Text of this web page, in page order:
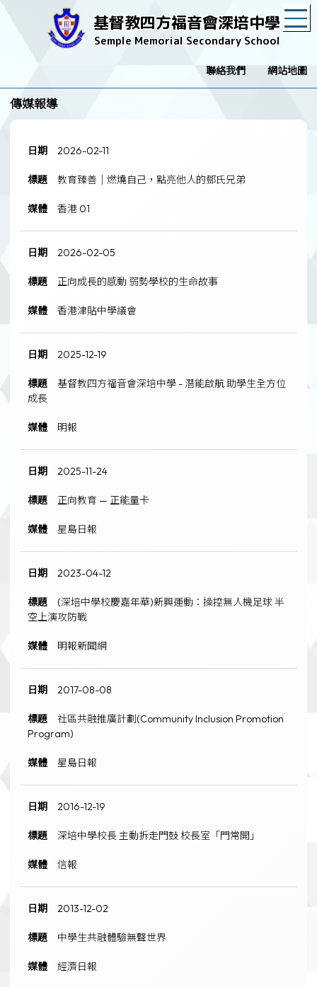
基督教四方福音會深培中學
Semple Memorial Secondary School
聯絡我們 網站地圖
傳媒報導
日標
媒2026-02-11
教育臻善｜燃燒自己，點亮他人的鄧氏兄弟
香港 01
2026-02-05
正向成長的感動 弱勢學校的生命故事
香港津貼中學議會
2025-12-19
基督教四方福音會深培中學 - 潛能啟航 助學生全方位
成長
明報
2025-11-24
正向教育 — 正能量卡
星島日報
2023-04-12
(深培中學校慶嘉年華)新興運動：操控無人機足球 半
空上演攻防戰
明報新聞網
2017-08-08
社區共融推廣計劃(Community Inclusion Promotion
Program)
星島日報
2016-12-19
深培中學校長 主動拆走門鼓 校長室「門常開」
信報
2013-12-02
中學生共融體驗無聲世界
經濟日報